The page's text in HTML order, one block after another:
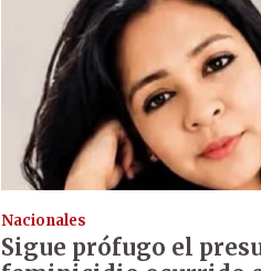
Nacionales
Sigue prófugo el